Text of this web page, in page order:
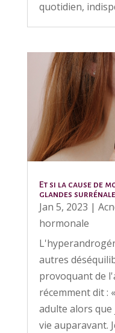
quotidien,
Et si la cause de
glandes
Jan 5, 2023 |
hormonale
autres
provoquant de
récemment dit :
adulte alors que
vie auparavant.